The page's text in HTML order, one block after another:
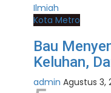
Kota Metro
Bau
Keluhan,
admin Agustus 3,